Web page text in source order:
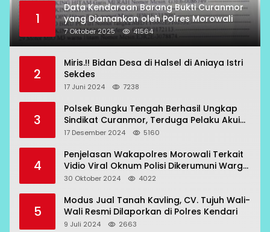
1
Data Kendaraan Barang Bukti Curanmor
yang Diamankan oleh Polres Morowali
7 Oktober 2025 41564
2
Miris.!! Bidan Desa di Halsel di Aniaya Istri
Sekdes
17 Juni 2024 7238
3
Polsek Bungku Tengah Berhasil Ungkap
Sindikat Curanmor, Terduga Pelaku Akui
Beraksi di 7 Lokasi
17 Desember 2024 5160
4
Penjelasan Wakapolres Morowali Terkait
Vidio Viral Oknum Polisi Dikerumuni Warga
Bahodopi
30 Oktober 2024 4022
5
Modus Jual Tanah Kavling, CV. Tujuh Wali-
Wali Resmi Dilaporkan di Polres Kendari
9 Juli 2024 2663